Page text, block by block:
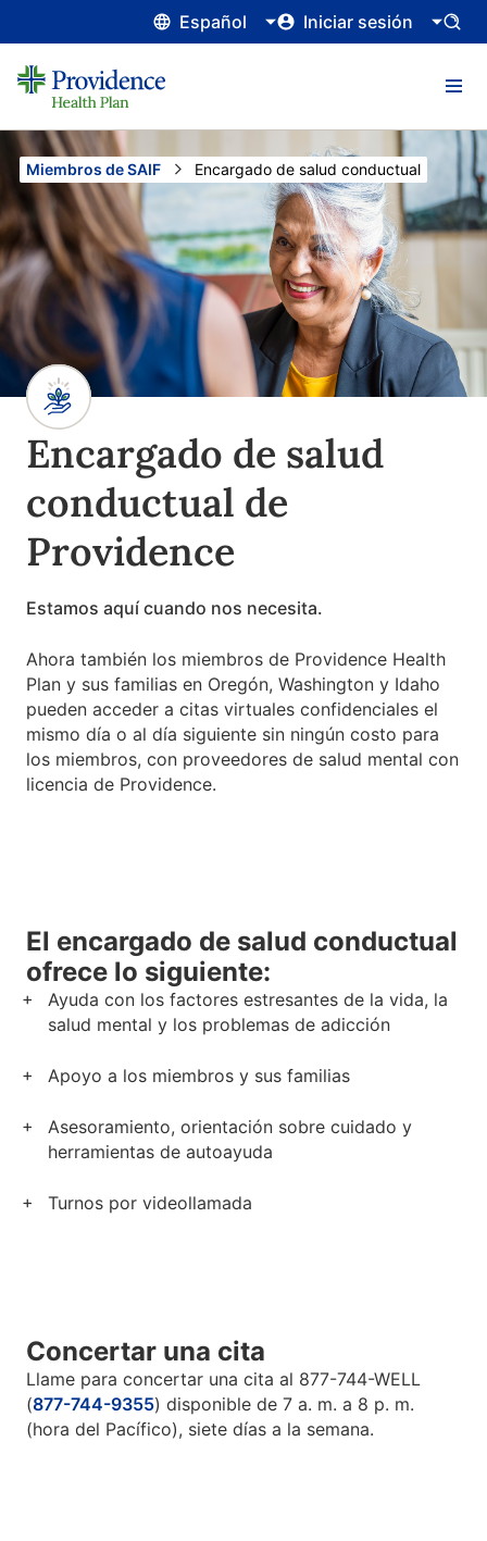
Español Iniciar sesión
Miembros de SAIF Current:
Encargado de salud conductual
Encargado de salud
conductual de
Providence
Estamos aquí cuando nos necesita.
Ahora también los miembros de Providence Health
Plan y sus familias en Oregón, Washington y Idaho
pueden acceder a citas virtuales confidenciales el
mismo día o al día siguiente sin ningún costo para
los miembros, con proveedores de salud mental con
licencia de Providence.
El encargado de salud conductual
ofrece lo siguiente:
Ayuda con los factores estresantes de la vida, la
salud mental y los problemas de adicción
Apoyo a los miembros y sus familias
Asesoramiento, orientación sobre cuidado y
herramientas de autoayuda
Turnos por videollamada
Concertar una cita
Llame para concertar una cita al 877-744-WELL
(877-744-9355) disponible de 7 a. m. a 8 p. m.
(hora del Pacífico), siete días a la semana.